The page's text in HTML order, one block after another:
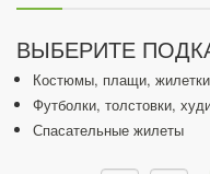
ВЫБЕРИТЕ
Костюмы, плащи, жилетки
Футболки, толстовки,
Спасательные жилеты